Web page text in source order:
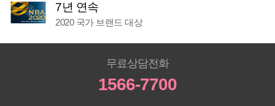
7년 연속
2020 국가 브랜드 대상
무료상담전화
1566-7700